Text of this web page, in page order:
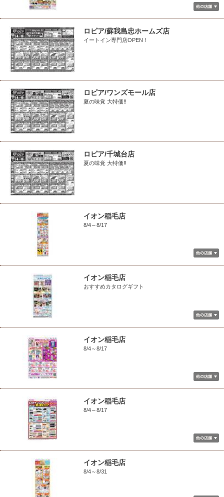
ロピア/蘇我島忠ホームズ店
イートイン専門店OPEN！
ロピア/ワンズモール店
夏の味覚 大特価!!
ロピア/千城台店
夏の味覚 大特価!!
イオン稲毛店
8/4～8/17
イオン稲毛店
おすすめカタログギフト
イオン稲毛店
8/4～8/17
イオン稲毛店
8/4～8/17
イオン稲毛店
8/4～8/31